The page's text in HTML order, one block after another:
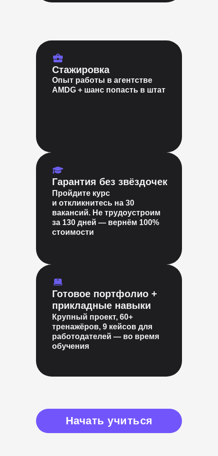
Начать учиться
Стажировка
Опыт работы в агентстве
AMDG + шанс попасть в штат
Гарантия без звёздочек
Пройдите курс
и откликнитесь на 30
вакансий. Не трудоустроим
за 130 дней — вернём 100%
стоимости
Готовое портфолио +
прикладные навыки
Крупный проект, 60+
тренажёров, 9 кейсов для
работодателей — во время
обучения